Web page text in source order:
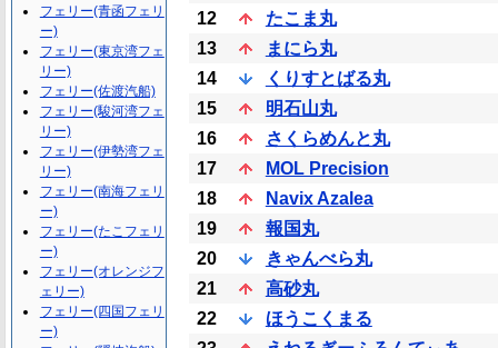
12
たこま丸
13
まにら丸
14
くりすとばる丸
15
明石山丸
16
さくらめんと丸
17
MOL Precision
18
Navix Azalea
19
報国丸
20
きゃんべら丸
21
高砂丸
22
ほうこくまる
フェリー(青函フェリ
ー)
フェリー(東京湾フェ
リー)
フェリー(佐渡汽船)
フェリー(駿河湾フェ
リー)
フェリー(伊勢湾フェ
リー)
フェリー(南海フェリ
ー)
フェリー(たこフェリ
ー)
フェリー(オレンジフ
ェリー)
フェリー(四国フェリ
ー)